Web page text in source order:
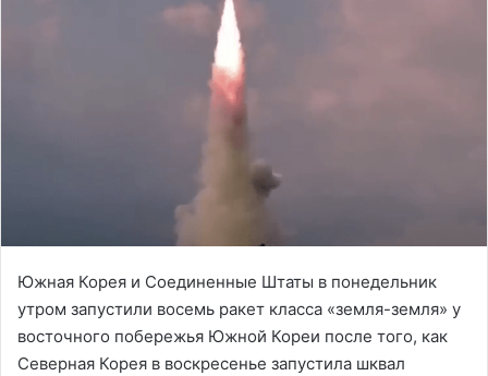
Южная Корея и Соединенные Штаты в понедельник
утром запустили восемь ракет класса «земля-земля» у
восточного побережья Южной Кореи после того, как
Северная Корея в воскресенье запустила шквал